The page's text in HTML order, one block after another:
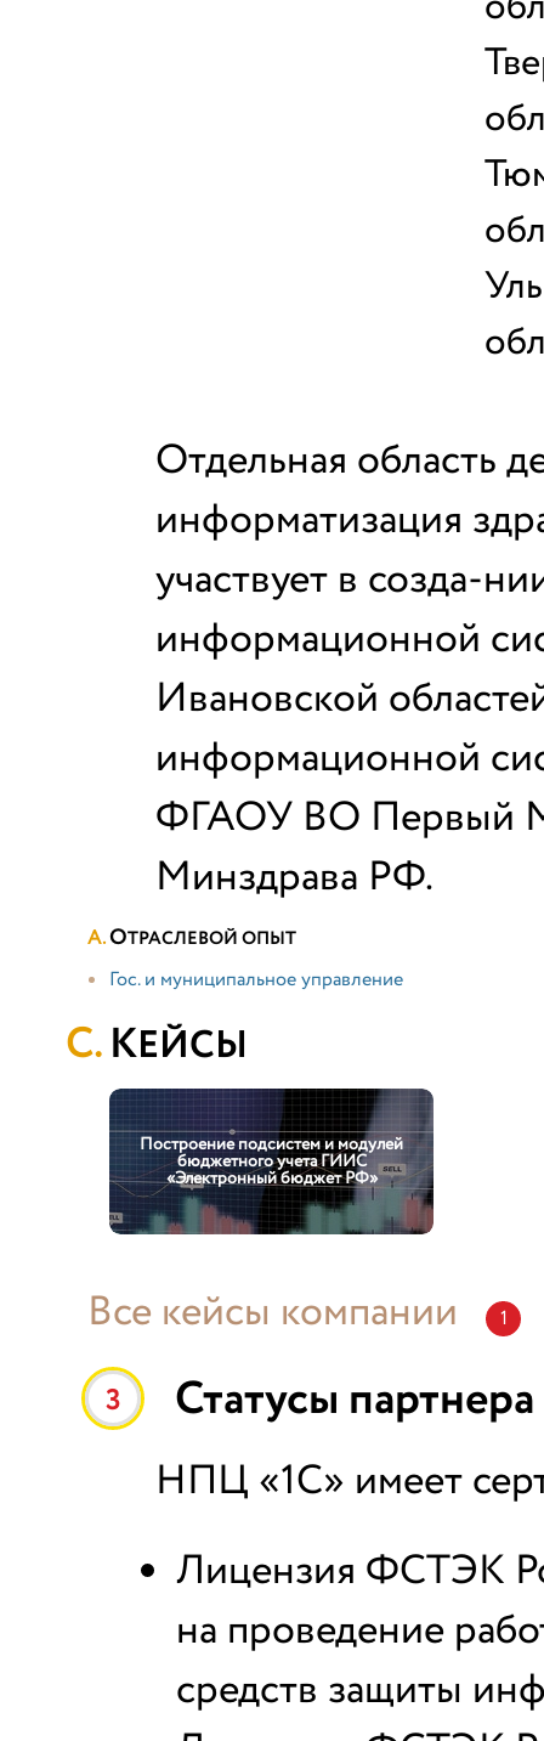
Отдельная область
информатизация
участвует в созда-
информационной
Ивановской
информационной
ФГАОУ ВО Первый
Минздрава РФ.
ОТРАСЛЕВОЙ ОПЫТ
Гос. и муниципальное управление
КЕЙСЫ
Построение подсистем и модулей
бюджетного учета ГИИС
«Электронный бюджет РФ»
Все кейсы компании 1
3 Статусы
НПЦ «1С» имеет
Лицензия ФСТЭК
на проведение
средств защиты